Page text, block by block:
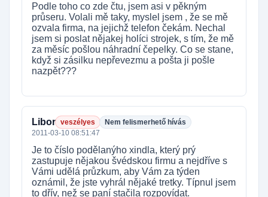
Podle toho co zde čtu, jsem asi v pěkným
průseru. Volali mě taky, myslel jsem , že se mě
ozvala firma, na jejichž telefon čekám. Nechal
jsem si poslat nějakej holíci strojek, s tím, že mě
za měsíc pošlou náhradní čepelky. Co se stane,
když si zásilku nepřevezmu a pošta ji pošle
nazpět???
Libor veszélyes
Nem felismerhető hívás
2011-03-10 08:51:47
Je to číslo podělanýho xindla, který prý
zastupuje nějakou švédskou firmu a nejdříve s
Vámi udělá průzkum, aby Vám za týden
oznámil, že jste vyhrál nějaké tretky. Típnul jsem
to dřív, než se paní stačila rozpovídat.